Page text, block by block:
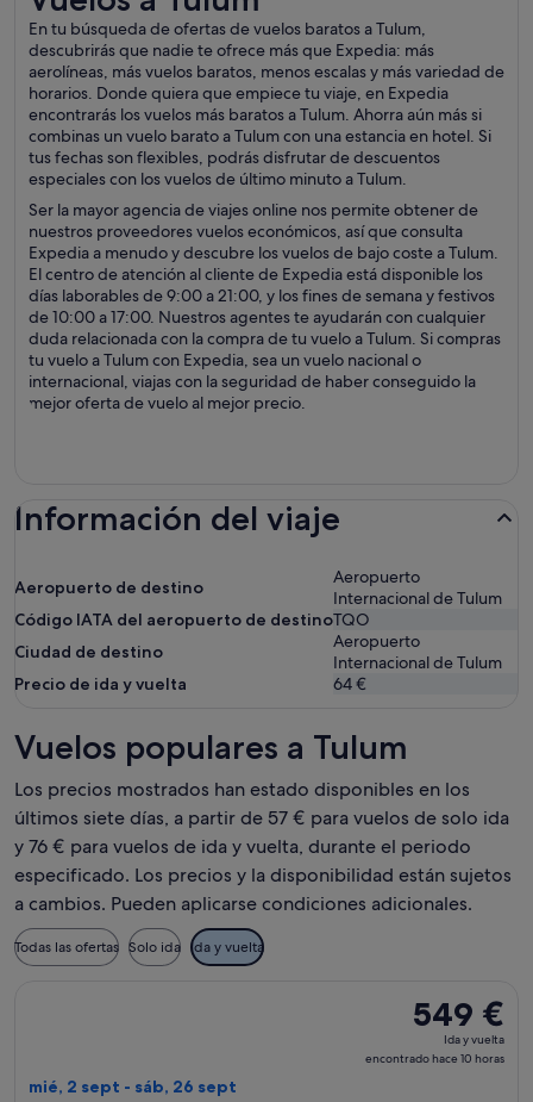
En tu búsqueda de ofertas de vuelos baratos a Tulum,
descubrirás que nadie te ofrece más que Expedia: más
aerolíneas, más vuelos baratos, menos escalas y más variedad de
horarios. Donde quiera que empiece tu viaje, en Expedia
encontrarás los vuelos más baratos a Tulum. Ahorra aún más si
combinas un vuelo barato a Tulum con una estancia en hotel. Si
tus fechas son flexibles, podrás disfrutar de descuentos
especiales con los vuelos de último minuto a Tulum.
Ser la mayor agencia de viajes online nos permite obtener de
nuestros proveedores vuelos económicos, así que consulta
Expedia a menudo y descubre los vuelos de bajo coste a Tulum.
El centro de atención al cliente de Expedia está disponible los
días laborables de 9:00 a 21:00, y los fines de semana y festivos
de 10:00 a 17:00. Nuestros agentes te ayudarán con cualquier
duda relacionada con la compra de tu vuelo a Tulum. Si compras
tu vuelo a Tulum con Expedia, sea un vuelo nacional o
internacional, viajas con la seguridad de haber conseguido la
mejor oferta de vuelo al mejor precio.
Información del viaje
Aeropuerto de destino
Aeropuerto
Internacional de Tulum
Código IATA del aeropuerto de destinoTQO
Ciudad de destino
Aeropuerto
Internacional de Tulum
Precio de ida y vuelta
64 €
Vuelos populares a Tulum
Los precios mostrados han estado disponibles en los
últimos siete días, a partir de 57 € para vuelos de solo ida
y 76 € para vuelos de ida y vuelta, durante el periodo
especificado. Los precios y la disponibilidad están sujetos
a cambios. Pueden aplicarse condiciones adicionales.
Todas las ofertas Solo ida Ida y vuelta
549 €
Ida
y
549 €
Ida y vuelta
encontrado hace 10 horas
mié, 2 sept - sáb, 26 sept